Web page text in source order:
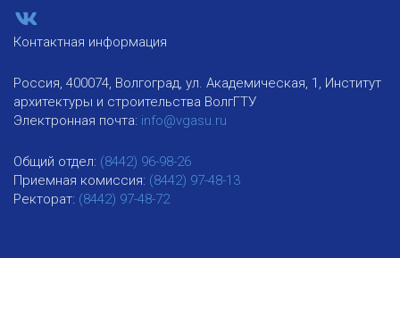
Контактная информация
Россия, 400074, Волгоград, ул. Академическая, 1, Институт
архитектуры и строительства ВолгГТУ
Электронная почта: info@vgasu.ru
Общий отдел: (8442) 96-98-26
Приемная комиссия: (8442) 97-48-13
Ректорат: (8442) 97-48-72